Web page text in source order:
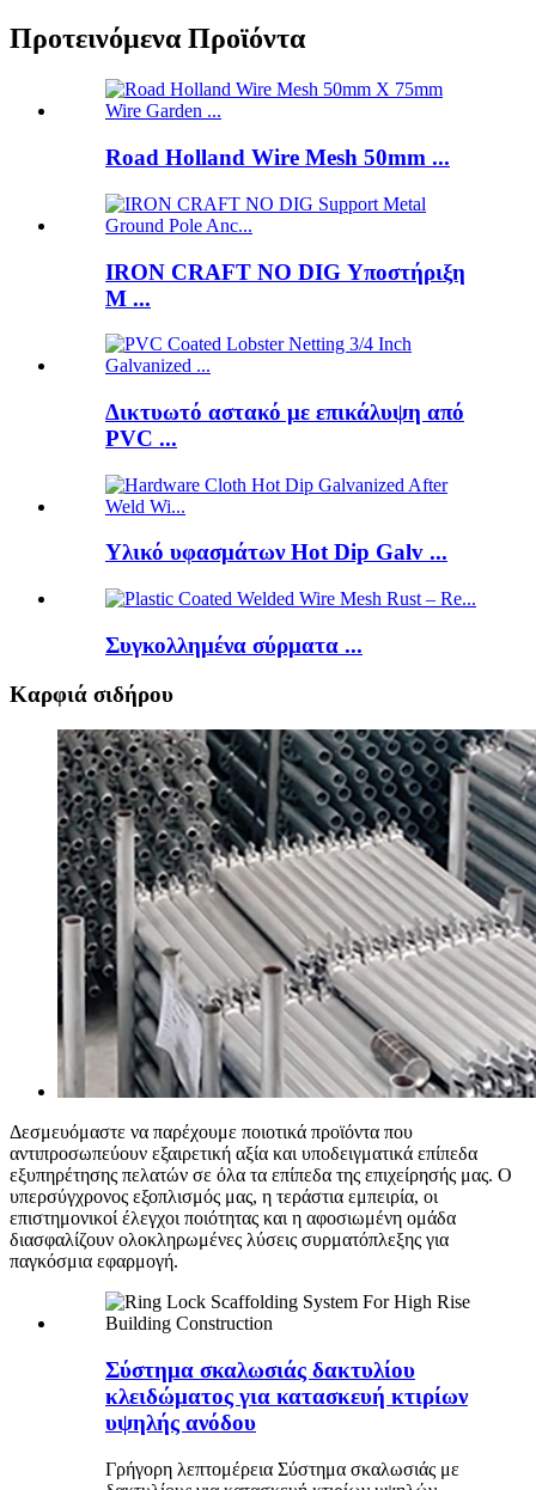
Προτεινόμενα Προϊόντα
Road Holland Wire Mesh 50mm ...
IRON CRAFT NO DIG Υποστήριξη
M ...
Δικτυωτό αστακό με επικάλυψη από
PVC ...
Υλικό υφασμάτων Hot Dip Galv ...
Συγκολλημένα σύρματα ...
Καρφιά σιδήρου
Δεσμευόμαστε να παρέχουμε ποιοτικά προϊόντα που
αντιπροσωπεύουν εξαιρετική αξία και υποδειγματικά επίπεδα
εξυπηρέτησης πελατών σε όλα τα επίπεδα της επιχείρησής μας. Ο
υπερσύγχρονος εξοπλισμός μας, η τεράστια εμπειρία, οι
επιστημονικοί έλεγχοι ποιότητας και η αφοσιωμένη ομάδα
διασφαλίζουν ολοκληρωμένες λύσεις συρματόπλεξης για
παγκόσμια εφαρμογή.
Σύστημα σκαλωσιάς δακτυλίου
κλειδώματος για κατασκευή κτιρίων
υψηλής ανόδου
Γρήγορη λεπτομέρεια Σύστημα σκαλωσιάς με